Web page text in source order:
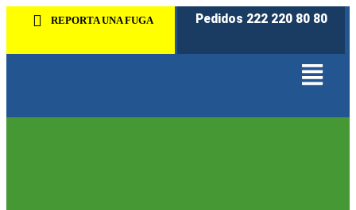
REPORTA UNA FUGA Pedidos 222 220 80 80